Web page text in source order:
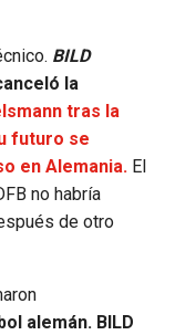
BILD
la
tras la
futuro se
en Alemania. El
no habría
de otro
alemán. BILD